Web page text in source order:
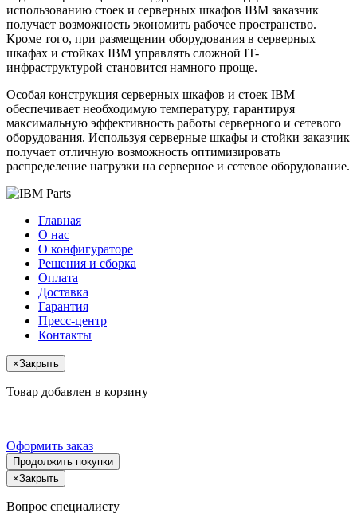
использованию стоек и серверных шкафов IBM заказчик
получает возможность экономить рабочее пространство.
Кроме того, при размещении оборудования в серверных
шкафах и стойках IBM управлять сложной IT-
инфраструктурой становится намного проще.
Особая конструкция серверных шкафов и стоек IBM
обеспечивает необходимую температуру, гарантируя
максимальную эффективность работы серверного и сетевого
оборудования. Используя серверные шкафы и стойки заказчик
получает отличную возможность оптимизировать
распределение нагрузки на серверное и сетевое оборудование.
Главная
О нас
О конфигураторе
Решения и сборка
Оплата
Доставка
Гарантия
Пресс-центр
Контакты
×Закрыть
Товар добавлен в корзину
Оформить заказ
Продолжить покупки
×Закрыть
Вопрос специалисту